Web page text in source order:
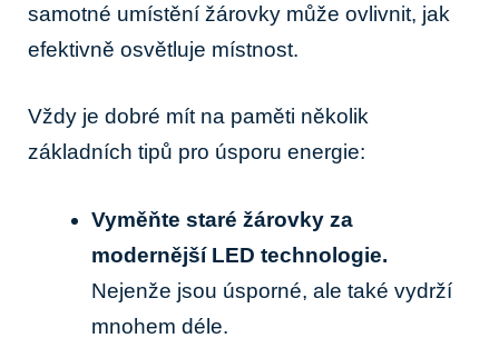
samotné umístění žárovky může ovlivnit, jak
efektivně osvětluje místnost.
Vždy je dobré mít na paměti několik
základních tipů pro úsporu energie:
Vyměňte staré žárovky za
modernější LED technologie.
Nejenže jsou úsporné, ale také vydrží
mnohem déle.